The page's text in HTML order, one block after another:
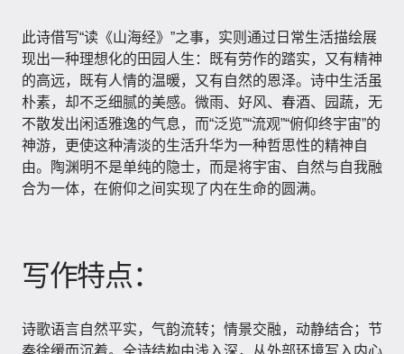
此诗借写“读《山海经》”之事，实则通过日常生活描绘展
现出一种理想化的田园人生：既有劳作的踏实，又有精神
的高远，既有人情的温暖，又有自然的恩泽。诗中生活虽
朴素，却不乏细腻的美感。微雨、好风、春酒、园蔬，无
不散发出闲适雅逸的气息，而“泛览”“流观”“俯仰终宇宙”的
神游，更使这种清淡的生活升华为一种哲思性的精神自
由。陶渊明不是单纯的隐士，而是将宇宙、自然与自我融
合为一体，在俯仰之间实现了内在生命的圆满。
写作特点：
诗歌语言自然平实，气韵流转；情景交融，动静结合；节
奏徐缓而沉着。全诗结构由浅入深，从外部环境写入内心